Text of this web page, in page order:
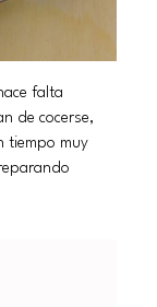
falta
de cocerse,
tiempo muy